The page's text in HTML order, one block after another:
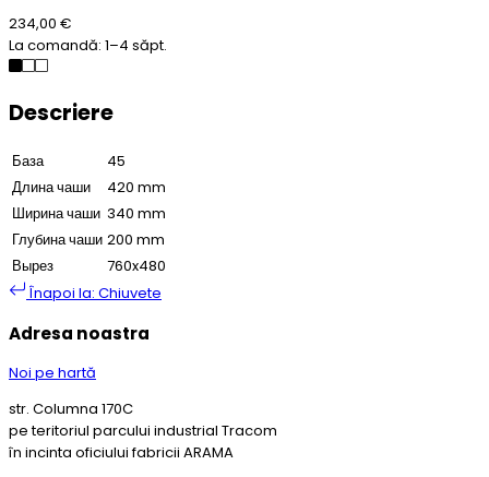
234,00 €
La comandă: 1–4 săpt.
Descriere
База
45
Длина чаши
420 mm
Ширина чаши 340 mm
Глубина чаши 200 mm
Вырез
760x480
Înapoi la: Chiuvete
Adresa noastra
Noi pe hartă
str. Columna 170C
pe teritoriul parcului industrial Tracom
în incinta oficiului fabricii ARAMA